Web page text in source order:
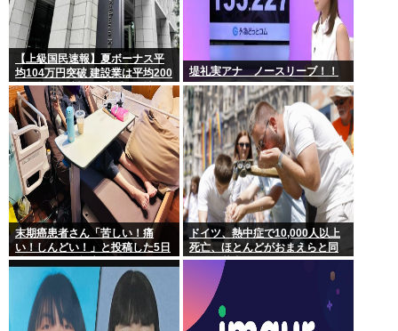
【上級国民速報】夏ボーナス平
均104万円突破 建設業は平均200
万円超 なお対象は大手163社93
万人、全就業者の1%強
堤礼実アナ ノースリーブ！！
末期癌患者さん「苦しい！痛
い！しんどい！」と投稿した5日
後に穏やかに旅立つ
ドイツ、熱中症で10,000人以上
死亡、ほとんどがおまえらと同
年代、若者は元気